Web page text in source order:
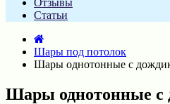
Отзывы
Статьи
Шары под потолок
Шары однотонные с
Шары однотонные с